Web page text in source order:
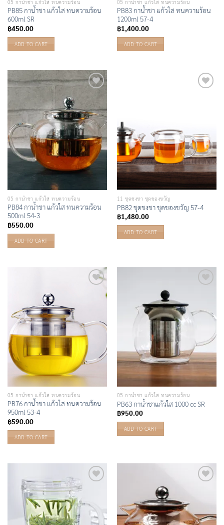
05 กาน้ำชา แก้วใส ทนความร้อน
PB85 กาน้ำชา แก้วใส ทนความร้อน
600ml SR
฿450.00
ADD TO CART
05 กาน้ำชา แก้วใส ทนความร้อน
PB83 กาน้ำชา แก้วใส ทนความร้อน
1200ml 57-4
฿1,400.00
ADD TO CART
05 กาน้ำชา แก้วใส ทนความร้อน
PB84 กาน้ำชา แก้วใส ทนความร้อน
500ml 54-3
฿550.00
ADD TO CART
11 ชุดชงชา ชุดของขวัญ
PB82 ชุดชงชา ชุดของขวัญ 57-4
฿1,480.00
ADD TO CART
05 กาน้ำชา แก้วใส ทนความร้อน
PB76 กาน้ำชา แก้วใส ทนความร้อน
950ml 53-4
฿590.00
ADD TO CART
05 กาน้ำชา แก้วใส ทนความร้อน
PB63 กาน้ำชาแก้วใส 1000 cc SR
฿950.00
ADD TO CART